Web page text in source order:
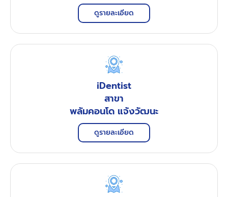
ดูรายละเอียด
iDentist
สาขา
พลัมคอนโด แจ้งวัฒนะ
ดูรายละเอียด